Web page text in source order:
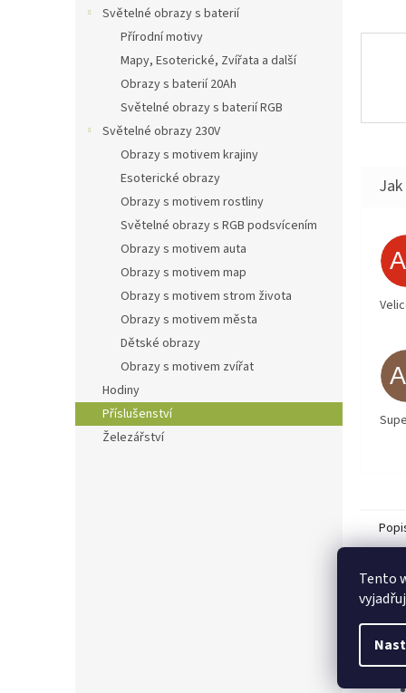
Tento
Světelné obrazy s baterií
Přírodní motivy
Mapy, Esoterické, Zvířata a další
Obrazy s baterií 20Ah
Světelné obrazy s baterií RGB
Světelné obrazy 230V
Obrazy s motivem krajiny
Esoterické obrazy
Obrazy s motivem rostliny
Světelné obrazy s RGB podsvícením
Obrazy s motivem auta
Obrazy s motivem map
Obrazy s motivem strom života
Obrazy s motivem města
Dětské obrazy
Obrazy s motivem zvířat
Hodiny
Příslušenství
Železářství